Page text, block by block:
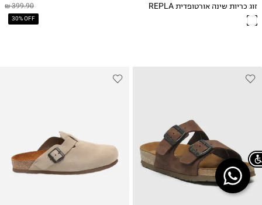
399.90 ₪
30% OFF
זוג כריות שינה אורטופדית REPLA
41
42
Chat on WhatsApp